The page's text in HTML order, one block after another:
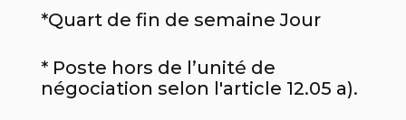
*Quart de fin de semaine Jour
* Poste hors de l’unité de
négociation selon l'article 12.05 a).